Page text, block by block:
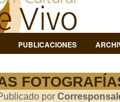
PUBLICACIONES
por